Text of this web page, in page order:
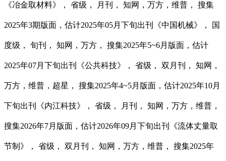
《冶金取材料》， 省级， 月刊， 知网，万方，维普， 搜集
2025年3期版面，估计2025年05月下旬出刊《中国机械》， 国
度级， 旬刊， 知网，万方， 搜集2025年5~6月版面，估计
2025年07月下旬出刊《公共科技》， 省级， 双月刊， 知网，
万方，维普，超星， 搜集2025年4~5月版面，估计2025年10月
下旬出刊《内江科技》， 省级， 月刊， 知网，万方，维普，
搜集2026年7月版面，估计2026年09月下旬出刊《流体丈量取
节制》， 省级， 双月刊， 知网，万方，维普， 搜集2025年